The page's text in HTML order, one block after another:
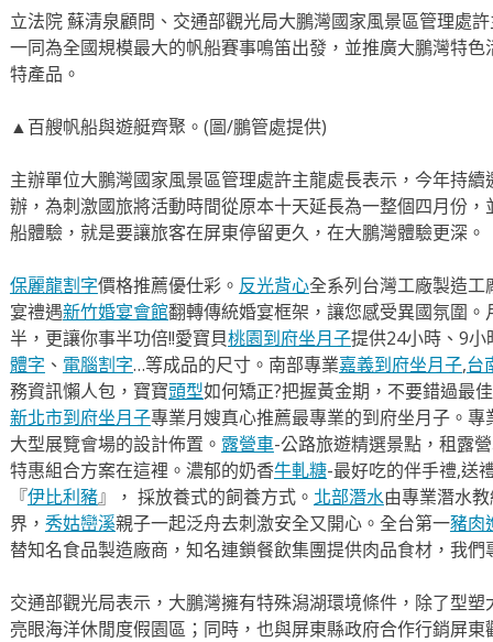
立法院 蘇清泉顧問、交通部觀光局大鵬灣國家風景區管理處
一同為全國規模最大的帆船賽事鳴笛出發，並推廣大鵬灣特
特產品。
▲百艘帆船與遊艇齊聚。(圖/鵬管處提供)
主辦單位大鵬灣國家風景區管理處許主龍處長表示，今年持
辦，為刺激國旅將活動時間從原本十天延長為一整個四月份
船體驗，就是要讓旅客在屏東停留更久，在大鵬灣體驗更深。
保麗龍割字價格推薦優仕彩。 反光背心全系列台灣工廠製造
宴禮遇新竹婚宴會館翻轉傳統婚宴框架，讓您感受異國氛圍。
半，更讓你事半功倍!!愛寶貝桃園到府坐月子提供24小時、9
體字 、 電腦割字…等成品的尺寸。南部專業嘉義到府坐月子,台
務資訊懶人包，寶寶頭型如何矯正?把握黃金期，不要錯過最
新北市到府坐月子專業月嫂真心推薦最專業的到府坐月子。專
大型展覽會場的設計佈置。 露營車-公路旅遊精選景點，租露
特惠組合方案在這裡。濃郁的奶香牛軋糖-最好吃的伴手禮,送
『伊比利豬』， 採放養式的飼養方式。 北部潛水由專業潛水
界， 秀姑巒溪親子一起泛舟去​刺激安全又開心。全台第一豬肉
替知名食品製造廠商，知名連鎖餐飲集團提供肉品食材，我
交通部觀光局表示，大鵬灣擁有特殊潟湖環境條件，除了型
亮眼海洋休閒度假園區；同時，也與屏東縣政府合作行銷屏